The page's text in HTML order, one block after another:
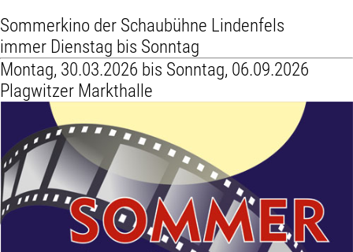
Sommerkino der Schaubühne Lindenfels
immer Dienstag bis Sonntag
Montag, 30.03.2026 bis Sonntag, 06.09.2026
Plagwitzer Markthalle